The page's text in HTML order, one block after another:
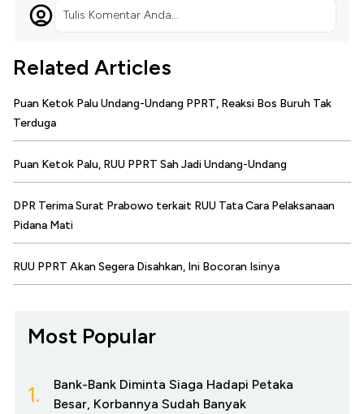
Tulis Komentar Anda...
Related Articles
Puan Ketok Palu Undang-Undang PPRT, Reaksi Bos Buruh Tak
Terduga
Puan Ketok Palu, RUU PPRT Sah Jadi Undang-Undang
DPR Terima Surat Prabowo terkait RUU Tata Cara Pelaksanaan
Pidana Mati
RUU PPRT Akan Segera Disahkan, Ini Bocoran Isinya
Most Popular
1.
Bank-Bank Diminta Siaga Hadapi Petaka
Besar, Korbannya Sudah Banyak